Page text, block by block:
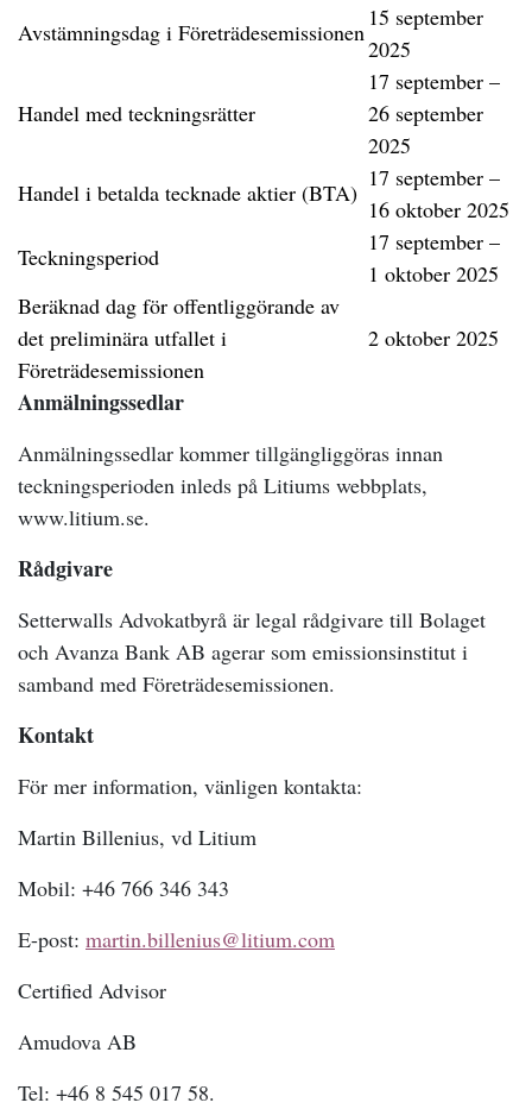
Avstämningsdag i Företrädesemissionen
15 september
2025
Handel med teckningsrätter
17 september –
26 september
2025
Handel i betalda tecknade aktier (BTA)
17 september –
16 oktober 2025
Teckningsperiod
17 september –
1 oktober 2025
Beräknad dag för offentliggörande av
det preliminära utfallet i
Företrädesemissionen
2 oktober 2025
Anmälningssedlar
Anmälningssedlar kommer tillgängliggöras innan
teckningsperioden inleds på Litiums webbplats,
www.litium.se.
Rådgivare
Setterwalls Advokatbyrå är legal rådgivare till Bolaget
och Avanza Bank AB agerar som emissionsinstitut i
samband med Företrädesemissionen.
Kontakt
För mer information, vänligen kontakta:
Martin Billenius, vd Litium
Mobil: +46 766 346 343
E-post: martin.billenius@litium.com
Certified Advisor
Amudova AB
Tel: +46 8 545 017 58.